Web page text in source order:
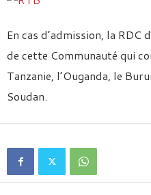
En cas d’admission, la RDC
de cette Communauté qui
Tanzanie, l’Ouganda, le
Soudan.